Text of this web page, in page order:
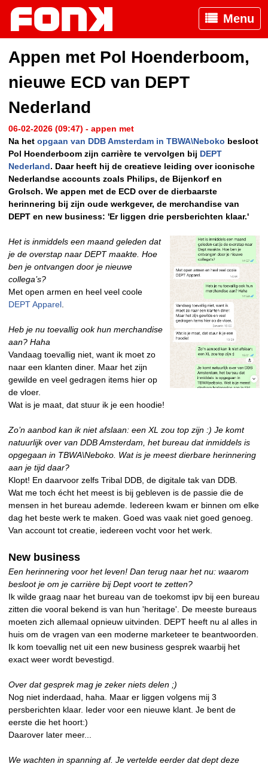
Menu
Appen met Pol Hoenderboom,
nieuwe ECD van DEPT
Nederland
06-02-2026 (09:47) - appen met
Na het opgaan van DDB Amsterdam in TBWA\Neboko besloot
Pol Hoenderboom zijn carrière te vervolgen bij DEPT
Nederland. Daar heeft hij de creatieve leiding over iconische
Nederlandse accounts zoals Philips, de Bijenkorf en
Grolsch. We appen met de ECD over de dierbaarste
herinnering bij zijn oude werkgever, de merchandise van
DEPT en new business: 'Er liggen drie persberichten klaar.'
Het is inmiddels een maand geleden dat
je de overstap naar DEPT maakte. Hoe
ben je ontvangen door je nieuwe
collega’s?
Met open armen en heel veel coole
DEPT Apparel
Heb je nu toevallig ook hun merchandise
aan? Haha
Vandaag toevallig niet, want ik moet zo
naar een klanten diner. Maar het zijn
gewilde en veel gedragen items hier op
de vloer.
Wat is je maat, dat stuur ik je een hoodie!
Zo’n aanbod kan ik niet afslaan: een XL zou top zijn :) Je komt
natuurlijk over van DDB Amsterdam, het bureau dat inmiddels is
opgegaan in TBWA\Neboko. Wat is je meest dierbare herinnering
aan je tijd daar?
Klopt! En daarvoor zelfs Tribal DDB, de digitale tak van DDB.
Wat me toch écht het meest is bij gebleven is de passie die de
mensen in het bureau ademde. Iedereen kwam er binnen om elke
dag het beste werk te maken. Goed was vaak niet goed genoeg.
Van account tot creatie, iedereen vocht voor het werk.
New business
Een herinnering voor het leven! Dan terug naar het nu: waarom
besloot je om je carrière bij Dept voort te zetten?
Ik wilde graag naar het bureau van de toekomst ipv bij een bureau
zitten die vooral bekend is van hun 'heritage'. De meeste bureaus
moeten zich allemaal opnieuw uitvinden. DEPT heeft nu al alles in
huis om de vragen van een moderne marketeer te beantwoorden.
Ik kom toevallig net uit een new business gesprek waarbij het
exact weer wordt bevestigd.
Over dat gesprek mag je zeker niets delen ;)
Nog niet inderdaad, haha. Maar er liggen volgens mij 3
persberichten klaar. Ieder voor een nieuwe klant. Je bent de
eerste die het hoort:)
Daarover later meer...
We wachten in spanning af. Je vertelde eerder dat dept deze